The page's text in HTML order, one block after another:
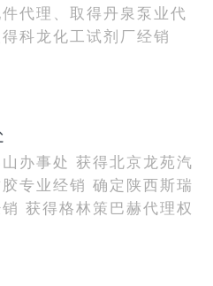
代理、取得丹泉泵业代
科龙化工试剂厂经销
办事处 获得北京龙苑汽
专业经销 确定陕西斯瑞
获得格林策巴赫代理权